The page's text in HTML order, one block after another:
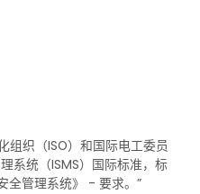
组织（ISO）和国际电工委员
系统（ISMS）国际标准，标
全管理系统》 - 要求。”